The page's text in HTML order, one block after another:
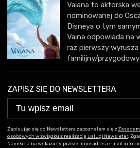
Vaiana to aktorska
nominowanej do
Disneya o tym
Vaina odpowiada na
raz pierwszy
familijny/przygodowy
ZAPISZ SIĘ DO NEWSLETTERA
Zapisując się do Newslettera zapoznałem się z
osobowych w związku z realizacją usługi Newsleter.
Novekino na wskazany przeze mnie adres e-mail